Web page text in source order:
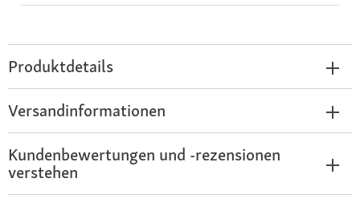
Produktdetails
Versandinformationen
Kundenbewertungen und -rezensionen
verstehen